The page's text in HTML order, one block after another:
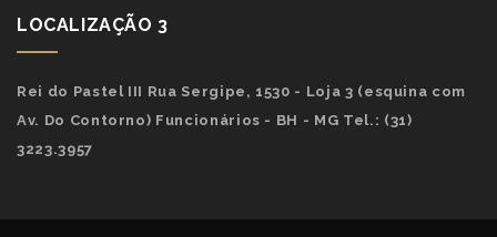
LOCALIZAÇÃO 3
Rei do Pastel III Rua Sergipe, 1530 - Loja 3 (esquina com
Av. Do Contorno) Funcionários - BH - MG Tel.: (31)
3223.3957